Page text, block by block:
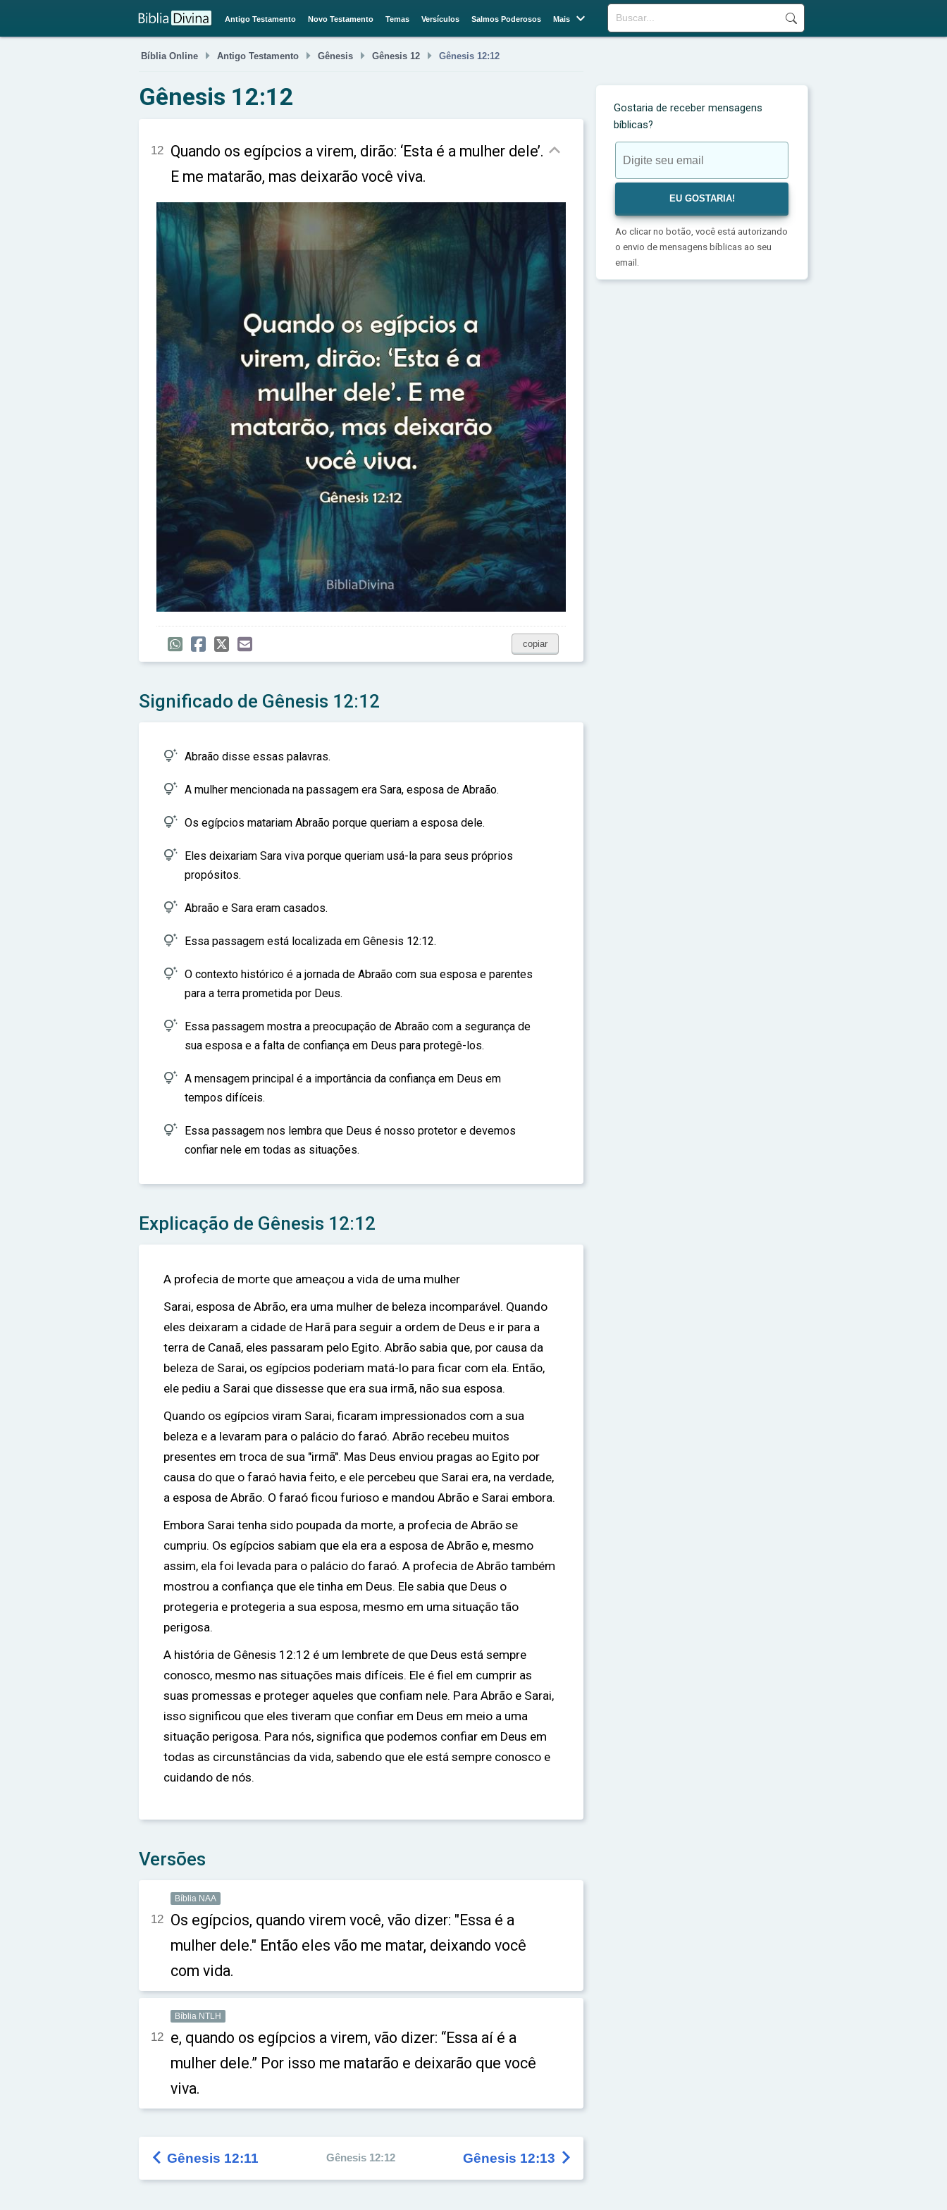
Buscar
Antigo Testamento Novo Testamento Temas Versículos Salmos Poderosos Mais 
Bíblia Online  Antigo Testamento  Gênesis  Gênesis 12  Gênesis 12:12
Gênesis 12:12
12 Quando os egípcios a virem, dirão: ‘Esta é a mulher dele’.
E me matarão, mas deixarão você viva.

copiar
Significado de Gênesis 12:12
 Abraão disse essas palavras.
 A mulher mencionada na passagem era Sara, esposa de Abraão.
 Os egípcios matariam Abraão porque queriam a esposa dele.
 Eles deixariam Sara viva porque queriam usá-la para seus próprios
propósitos.
 Abraão e Sara eram casados.
 Essa passagem está localizada em Gênesis 12:12.
 O contexto histórico é a jornada de Abraão com sua esposa e parentes
para a terra prometida por Deus.
 Essa passagem mostra a preocupação de Abraão com a segurança de
sua esposa e a falta de confiança em Deus para protegê-los.
 A mensagem principal é a importância da confiança em Deus em
tempos difíceis.
 Essa passagem nos lembra que Deus é nosso protetor e devemos
confiar nele em todas as situações.
Explicação de Gênesis 12:12
A profecia de morte que ameaçou a vida de uma mulher
Sarai, esposa de Abrão, era uma mulher de beleza incomparável. Quando
eles deixaram a cidade de Harã para seguir a ordem de Deus e ir para a
terra de Canaã, eles passaram pelo Egito. Abrão sabia que, por causa da
beleza de Sarai, os egípcios poderiam matá-lo para ficar com ela. Então,
ele pediu a Sarai que dissesse que era sua irmã, não sua esposa.
Quando os egípcios viram Sarai, ficaram impressionados com a sua
beleza e a levaram para o palácio do faraó. Abrão recebeu muitos
presentes em troca de sua "irmã". Mas Deus enviou pragas ao Egito por
causa do que o faraó havia feito, e ele percebeu que Sarai era, na verdade,
a esposa de Abrão. O faraó ficou furioso e mandou Abrão e Sarai embora.
Embora Sarai tenha sido poupada da morte, a profecia de Abrão se
cumpriu. Os egípcios sabiam que ela era a esposa de Abrão e, mesmo
assim, ela foi levada para o palácio do faraó. A profecia de Abrão também
mostrou a confiança que ele tinha em Deus. Ele sabia que Deus o
protegeria e protegeria a sua esposa, mesmo em uma situação tão
perigosa.
A história de Gênesis 12:12 é um lembrete de que Deus está sempre
conosco, mesmo nas situações mais difíceis. Ele é fiel em cumprir as
suas promessas e proteger aqueles que confiam nele. Para Abrão e Sarai,
isso significou que eles tiveram que confiar em Deus em meio a uma
situação perigosa. Para nós, significa que podemos confiar em Deus em
todas as circunstâncias da vida, sabendo que ele está sempre conosco e
cuidando de nós.
Versões
Bíblia NAA
12 Os egípcios, quando virem você, vão dizer: "Essa é a
mulher dele." Então eles vão me matar, deixando você
com vida.
Bíblia NTLH
12 e, quando os egípcios a virem, vão dizer: “Essa aí é a
mulher dele.” Por isso me matarão e deixarão que você
viva.
 Gênesis 12:11 Gênesis 12:12 Gênesis 12:13 
Gostaria de receber mensagens
bíblicas?
Ao clicar no botão, você está autorizando
o envio de mensagens bíblicas ao seu
email.